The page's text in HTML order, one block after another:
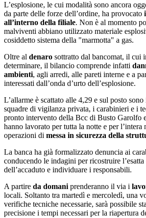
L’esplosione, le cui modalità sono ancora
da parte delle forze dell’ordine, ha provocato
all’interno della filiale. Non è al momento
malviventi abbiano utilizzato materiale
cosiddetto sistema della "marmotta" a gas.
Oltre al denaro sottratto dal bancomat, il cui
determinare, il bilancio comprende infatti
ambienti, agli arredi, alle pareti interne e a
interessati dall’onda d’urto dell’esplosione.
L’allarme è scattato alle 4,29 e sul posto
squadre di vigilanza privata, i carabinieri e i
pronto intervento della Bcc di Busto Garolfo
hanno lavorato per tutta la notte e per l’intera
operazioni di messa in sicurezza della
La banca ha già formalizzato denuncia ai
conducendo le indagini per ricostruire
dell’accaduto e individuare i responsabili.
A partire da domaniprenderanno il via i
locali. Soltanto tra martedì e mercoledì, una
verifiche tecniche necessarie, sarà possibile
precisione i tempi necessari per la riapertura